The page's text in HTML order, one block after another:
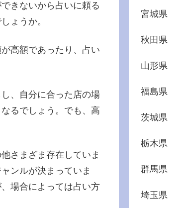
きないから占いに頼る
ょうか。
高額であったり、占い
、自分に合った店の場
るでしょう。でも、高
さまざま存在していま
ンルが決まっていま
場合によっては占い方
宮城県
秋田県
山形県
福島県
茨城県
栃木県
群馬県
埼玉県